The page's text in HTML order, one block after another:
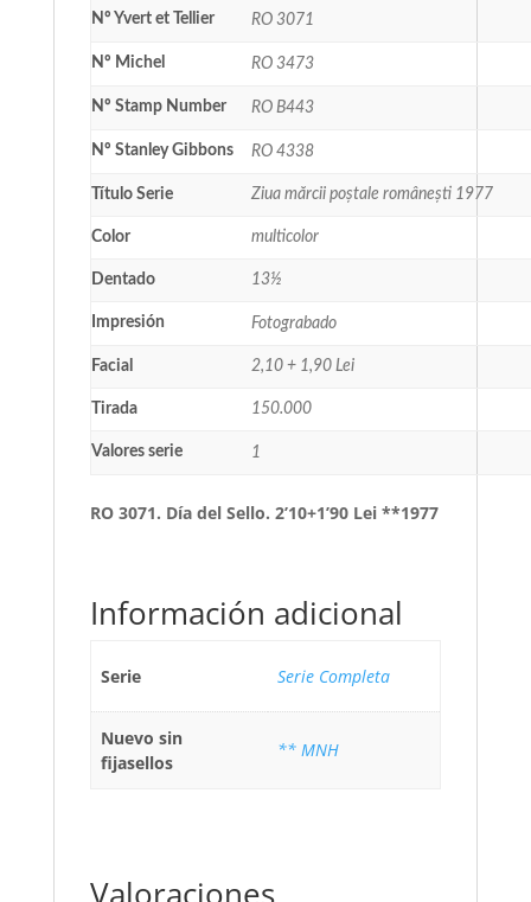
Nº Yvert et Tellier RO 3071
Nº Michel RO 3473
Nº Stamp Number RO B443
Nº Stanley Gibbons RO 4338
Título Serie Ziua mărcii poștale românești 1977
Color multicolor
Dentado 13½
Impresión Fotograbado
Facial 2,10 + 1,90 Lei
Tirada 150.000
Valores serie 1
RO 3071. Día del Sello. 2’10+1’90 Lei **1977
Información adicional
Serie Serie Completa
Nuevo sin
fijasellos
** MNH